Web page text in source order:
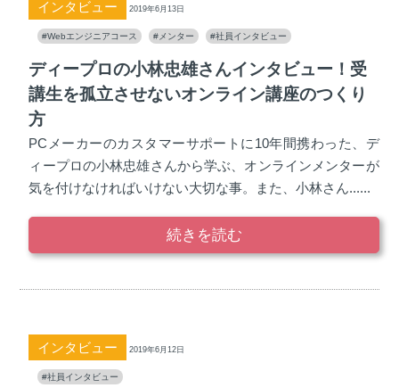
インタビュー 2019年6月13日
#Webエンジニアコース #メンター #社員インタビュー
ディープロの小林忠雄さんインタビュー！受
講生を孤立させないオンライン講座のつくり
方
PCメーカーのカスタマーサポートに10年間携わった、デ
ィープロの小林忠雄さんから学ぶ、オンラインメンターが
気を付けなければいけない大切な事。また、小林さん......
続きを読む
インタビュー 2019年6月12日
#社員インタビュー